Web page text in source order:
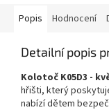
Popis Hodnocení
Detailní popis
Kolotoč K05D3 -
hřišti, který
nabízí dětem